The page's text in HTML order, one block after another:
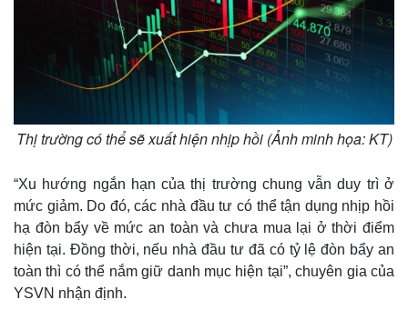
Thị trường có thể sẽ xuất hiện nhịp hồi (Ảnh minh họa: KT)
“Xu hướng ngắn hạn của thị trường chung vẫn duy trì ở
mức giảm. Do đó, các nhà đầu tư có thể tận dụng nhịp hồi
hạ đòn bẩy về mức an toàn và chưa mua lại ở thời điểm
hiện tại. Đồng thời, nếu nhà đầu tư đã có tỷ lệ đòn bẩy an
toàn thì có thể nắm giữ danh mục hiện tại”, chuyên gia của
YSVN nhận định.